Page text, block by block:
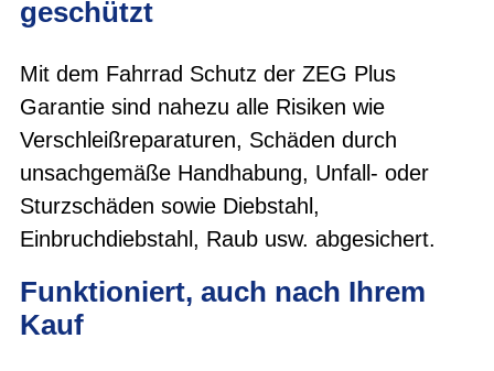
geschützt
Mit dem Fahrrad Schutz der ZEG Plus
Garantie sind nahezu alle Risiken wie
Verschleißreparaturen, Schäden durch
unsachgemäße Handhabung, Unfall- oder
Sturzschäden sowie Diebstahl,
Einbruchdiebstahl, Raub usw. abgesichert.
Funktioniert, auch nach Ihrem
Kauf